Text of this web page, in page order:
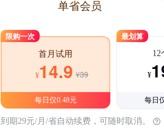
单省会员
限购一次
首月试用
¥14.9 ¥39
每日仅0.48元
最划算
12
¥
每日
到期29元/月/省自动续费，可随时取消。